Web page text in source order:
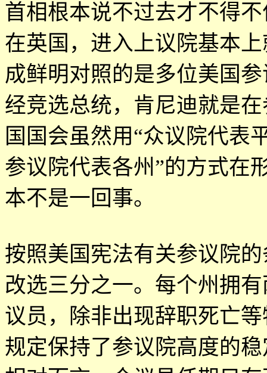
首相根本说不过去才不得
在英国，进入上议院基本
成鲜明对照的是多位美国
经竞选总统，肯尼迪就是
国国会虽然用“众议院代表
参议院代表各州 ”的方式在
本不是一回事。
按照美国宪法有关参议院
改选三分之一。每个州拥
议员，除非出现辞职死亡
规定保持了参议院高度的